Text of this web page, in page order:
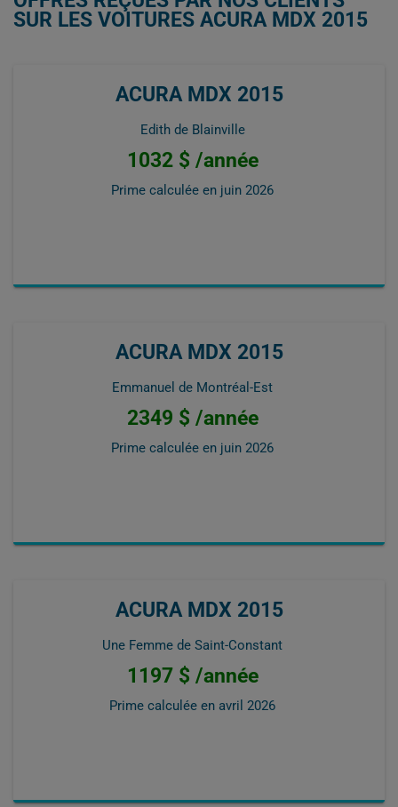
SUR LES VOITURES ACURA MDX 2015
ACURA MDX 2015
Edith de Blainville
1032 $ /année
Prime calculée en juin 2026
ACURA MDX 2015
Emmanuel de Montréal-Est
2349 $ /année
Prime calculée en juin 2026
ACURA MDX 2015
Une Femme de Saint-Constant
1197 $ /année
Prime calculée en avril 2026